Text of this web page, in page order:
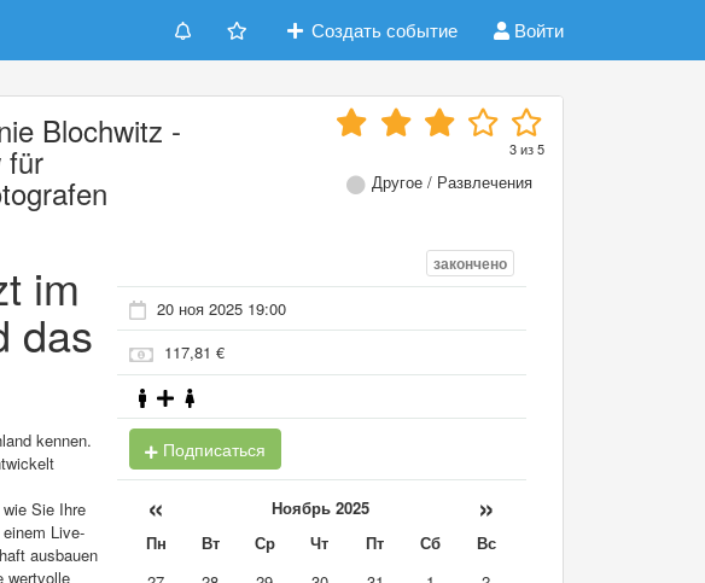
Создать событие Войти
Blochwitz -
für 3из5
Другое / Развлечения
im
das
kennen.
Sie Ihre
Live-
ausbauen
wertvolle
закончено
20 ноя 2025 19:00
117,81 €
Подписаться
« Ноябрь 2025 »
Пн Вт Ср Чт Пт Сб
Вс